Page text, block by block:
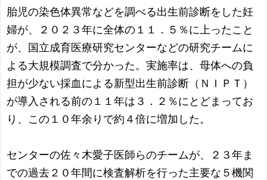
胎児の染色体異常などを調べる出生前診断をした妊
婦が、２０２３年に全体の１１．５％に上ったこと
が、国立成育医療研究センターなどの研究チームに
よる大規模調査で分かった。実施率は、母体への負
担が少ない採血による新型出生前診断（ＮＩＰＴ）
が導入される前の１１年は３．２％にとどまってお
り、この１０年余りで約４倍に増加した。
センターの佐々木愛子医師らのチームが、２３年ま
での過去２０年間に検査解析を行った主要な５機関